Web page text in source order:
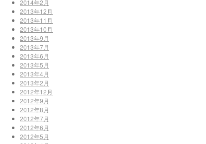
2014年2月
2013年12月
2013年11月
2013年10月
2013年9月
2013年7月
2013年6月
2013年5月
2013年4月
2013年2月
2012年12月
2012年9月
2012年8月
2012年7月
2012年6月
2012年5月